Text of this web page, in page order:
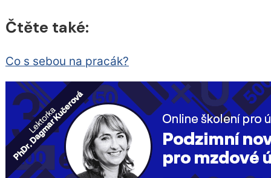
Čtěte také:
Co s sebou na pracák?